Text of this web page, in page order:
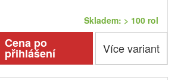
Skladem: > 100 rol
Cena po
přihlášení Více variant